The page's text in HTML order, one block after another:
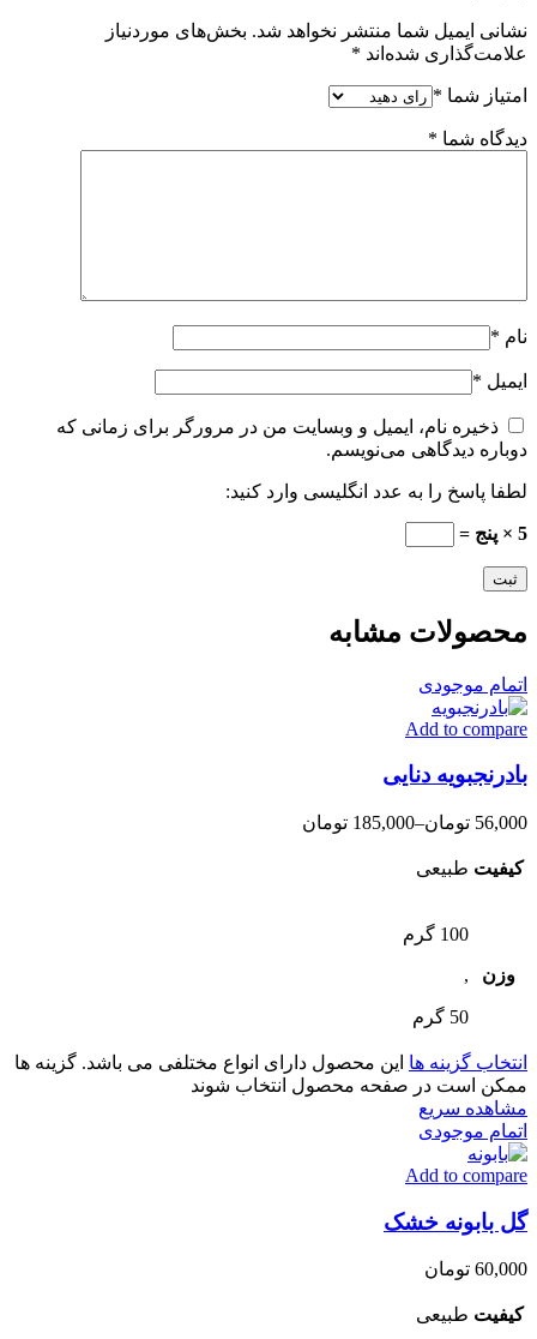
نشانی ایمیل شما منتشر نخواهد شد. بخش‌های موردنیاز
علامت‌گذاری شده‌اند *
امتیاز شما *
دیدگاه شما *
نام *
ایمیل *
ذخیره نام، ایمیل و وبسایت من در مرورگر برای زمانی که
دوباره دیدگاهی می‌نویسم.
لطفا پاسخ را به عدد انگلیسی وارد کنید:
5 × پنج =
محصولات مشابه
اتمام موجودی
Add to compare
بادرنجبویه دنایی
56,000 تومان–
185,000 تومان
کیفیت طبیعی
وزن
100 گرم
,
50 گرم
انتخاب گزینه ها این محصول دارای انواع مختلفی می باشد. گزینه ها
ممکن است در صفحه محصول انتخاب شوند
مشاهده سریع
اتمام موجودی
Add to compare
گل بابونه خشک
60,000 تومان
کیفیت طبیعی